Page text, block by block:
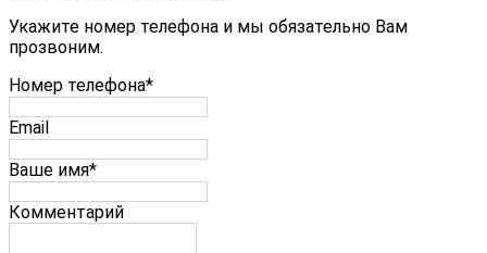
Укажите номер телефона и мы обязательно Вам
прозвоним.
Номер телефона*
Email
Ваше имя*
Комментарий